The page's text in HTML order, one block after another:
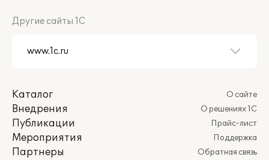
Другие сайты 1С
Каталог
Внедрения
Публикации
Мероприятия
Партнеры
О сайте
О решениях 1С
Прайс-лист
Поддержка
Обратная связь